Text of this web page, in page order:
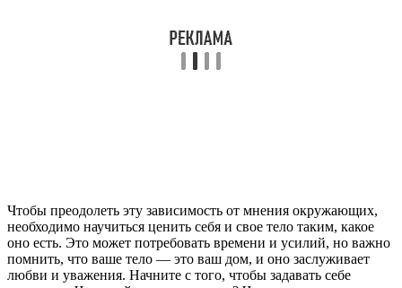
Чтобы преодолеть эту зависимость от мнения окружающих,
необходимо научиться ценить себя и свое тело таким, какое
оно есть. Это может потребовать времени и усилий, но важно
помнить, что ваше тело — это ваш дом, и оно заслуживает
любви и уважения. Начните с того, чтобы задавать себе